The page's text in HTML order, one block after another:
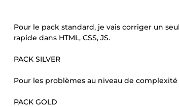
Pour le pack standard, je vais corriger un
rapide dans HTML, CSS, JS.
PACK SILVER
Pour les problèmes au niveau de
PACK GOLD